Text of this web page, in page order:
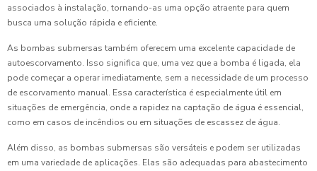
associados à instalação, tornando-as uma opção atraente para quem
busca uma solução rápida e eficiente.
As bombas submersas também oferecem uma excelente capacidade de
autoescorvamento. Isso significa que, uma vez que a bomba é ligada, ela
pode começar a operar imediatamente, sem a necessidade de um processo
de escorvamento manual. Essa característica é especialmente útil em
situações de emergência, onde a rapidez na captação de água é essencial,
como em casos de incêndios ou em situações de escassez de água.
Além disso, as bombas submersas são versáteis e podem ser utilizadas
em uma variedade de aplicações. Elas são adequadas para abastecimento